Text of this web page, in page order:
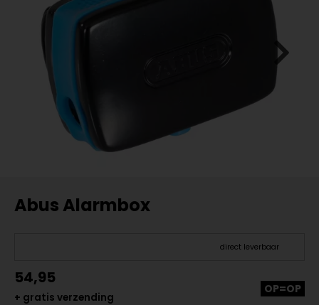
Abus Alarmbox
direct leverbaar
54,95
+ gratis verzending
OP=OP